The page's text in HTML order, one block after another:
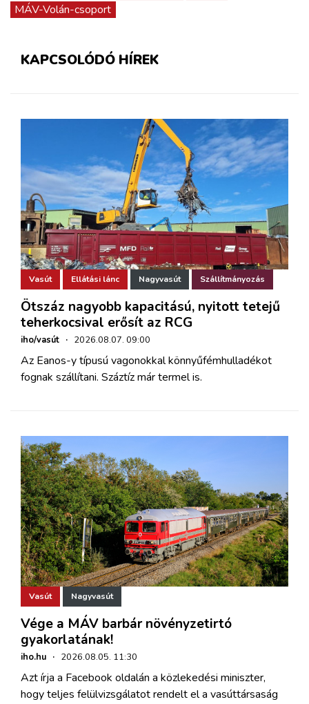
MÁV-Volán-csoport
KAPCSOLÓDÓ HÍREK
Vasút Ellátási lánc Nagyvasút Szállítmányozás
Ötszáz nagyobb kapacitású, nyitott tetejű
teherkocsival erősít az RCG
iho/vasút · 2026.08.07. 09:00
Az Eanos-y típusú vagonokkal könnyűfémhulladékot
fognak szállítani. Száztíz már termel is.
Vasút Nagyvasút
Vége a MÁV barbár növényzetirtó
gyakorlatának!
iho.hu · 2026.08.05. 11:30
Azt írja a Facebook oldalán a közlekedési miniszter,
hogy teljes felülvizsgálatot rendelt el a vasúttársaság